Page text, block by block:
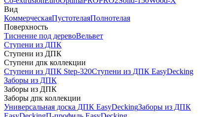
Вид
КоммерческаяПустотелаяПолнотелая
Поверхность
Тиснение под деревоВельвет
Ступени из ДПК
Ступени из ДПК
Ступени дпк коллекции
Ступени из ДПК Step-320Ступени из ДПК EasyDecking
Заборы из ДПК
Заборы из ДПК
Заборы дпк коллекции
Универсальная доска ДПК EasyDeckingЗаборы из ДПК